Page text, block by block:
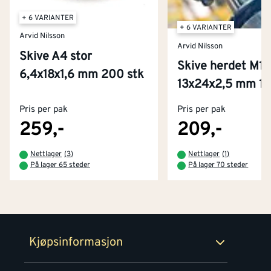
+ 6 VARIANTER
Arvid Nilsson
Skive A4 stor
6,4x18x1,6 mm 200 stk
Pris per pak
259,-
Nettlager (3)
På lager 65 steder
+ 6 VARIANTER
Arvid Nilsson
Skive herdet M12
13x24x2,5 mm
Pris per pak
209,-
Nettlager (1)
På lager 70 steder
Kjøpsinformasjon
Kjøpsbetingelser
Retur- og angrerettsskjema
Kontakt oss
Tjenester
Montér Klubb
Byggevarehus og åpningstider
Prismatch
Personvern